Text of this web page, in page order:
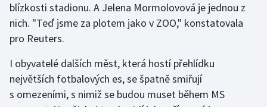
Jezdectví
Judo
Krasobruslení
Lezení
blízkosti stadionu. A Jelena Mormolovová je jednou z
nich. "Teď jsme za plotem jako v ZOO," konstatovala
pro Reuters.
I obyvatelé dalších měst, která hostí přehlídku
největších fotbalových es, se špatně smiřují
s omezeními, s nimiž se budou muset během MS